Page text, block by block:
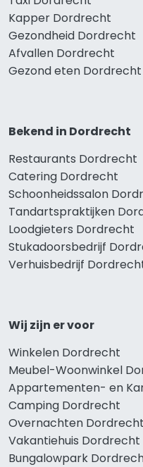
Kapper Dordrecht
Gezondheid Dordrecht
Afvallen Dordrecht
Gezond eten Dordrecht
Bekend in Dordrecht
Restaurants Dordrecht
Catering Dordrecht
Schoonheidssalon
Tandartspraktijken
Loodgieters Dordrecht
Stukadoorsbedrijf
Verhuisbedrijf
Wij zijn er voor
Winkelen Dordrecht
Meubel-Woonwinkel
Appartementen- en
Camping Dordrecht
Overnachten Dordrecht
Vakantiehuis Dordrecht
Bungalowpark